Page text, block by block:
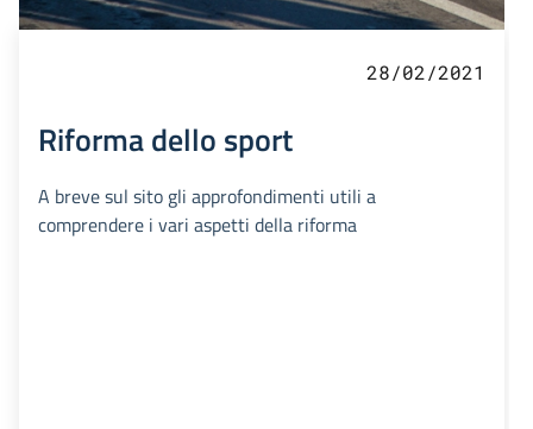
28/02/2021
Riforma dello sport
A breve sul sito gli approfondimenti utili a
comprendere i vari aspetti della riforma